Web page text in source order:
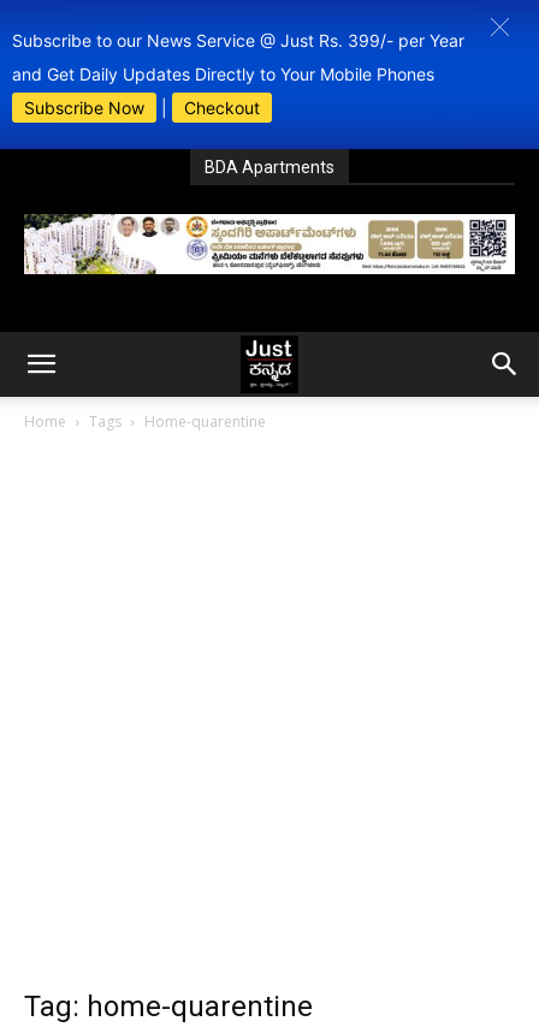
Subscribe to our News Service @ Just Rs. 399/- per Year
and Get Daily Updates Directly to Your Mobile Phones
Subscribe Now
Checkout
BDA Apartments
Home Tags Home-quarentine
Tag: home-quarentine